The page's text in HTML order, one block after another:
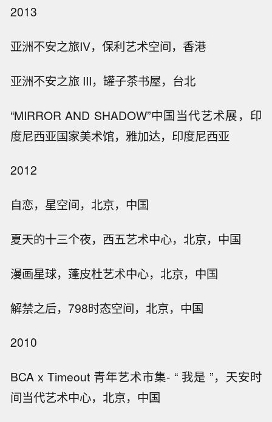
2013
亚洲不安之旅IV，保利艺术空间，香港
亚洲不安之旅 III，罐子茶书屋，台北
“MIRROR AND SHADOW”中国当代艺术展，印
度尼西亚国家美术馆，雅加达，印度尼西亚
2012
自恋，星空间，北京，中国
夏天的十三个夜，西五艺术中心，北京，中国
漫画星球，蓬皮杜艺术中心，北京，中国
解禁之后，798时态空间，北京，中国
2010
BCA x Timeout 青年艺术市集- “ 我是 ”，天安时
间当代艺术中心，北京，中国